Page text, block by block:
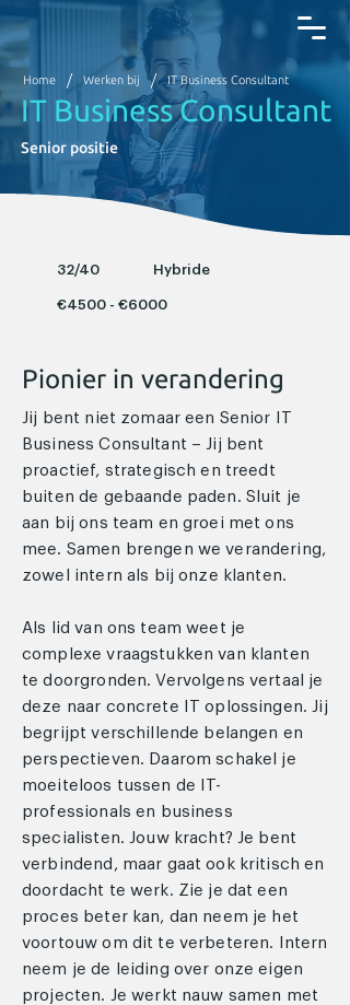
Home / Werken bij / IT Business Consultant
IT Business Consultant
Senior positie
32/40 Hybride
€4500 - €6000
Pionier in verandering
Jij bent niet zomaar een Senior IT
Business Consultant – Jij bent
proactief, strategisch en treedt
buiten de gebaande paden. Sluit je
aan bij ons team en groei met ons
mee. Samen brengen we verandering,
zowel intern als bij onze klanten.
Als lid van ons team weet je
complexe vraagstukken van klanten
te doorgronden. Vervolgens vertaal je
deze naar concrete IT oplossingen. Jij
begrijpt verschillende belangen en
perspectieven. Daarom schakel je
moeiteloos tussen de IT-
professionals en business
specialisten. Jouw kracht? Je bent
verbindend, maar gaat ook kritisch en
doordacht te werk. Zie je dat een
proces beter kan, dan neem je het
voortouw om dit te verbeteren. Intern
neem je de leiding over onze eigen
projecten. Je werkt nauw samen met